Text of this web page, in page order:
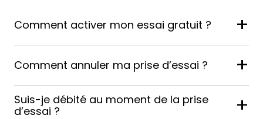
Comment activer mon essai gratuit ? +
Comment annuler ma prise d’essai ? +
Suis-je débité au moment de la prise
d’essai ?
+